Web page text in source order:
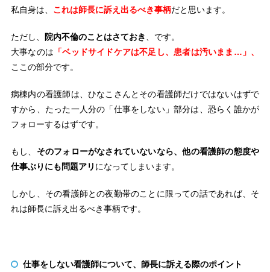
私自身は、 これは師長に訴え出るべき事柄だと思います。
ただし、 院内不倫のことはさておき、です。
大事なのは 「ベッドサイドケアは不足し、患者は汚いまま…」、
ここの部分です。
病棟内の看護師は、ひなこさんとその看護師だけではないはずで
すから、たった一人分の「仕事をしない」部分は、恐らく誰かが
フォローするはずです。
もし、 そのフォローがなされていないなら、他の看護師の態度や
仕事ぶりにも問題アリ になってしまいます。
しかし、その看護師との夜勤帯のことに限っての話であれば、そ
れは師長に訴え出るべき事柄です。
仕事をしない看護師について、師長に訴える際のポイント